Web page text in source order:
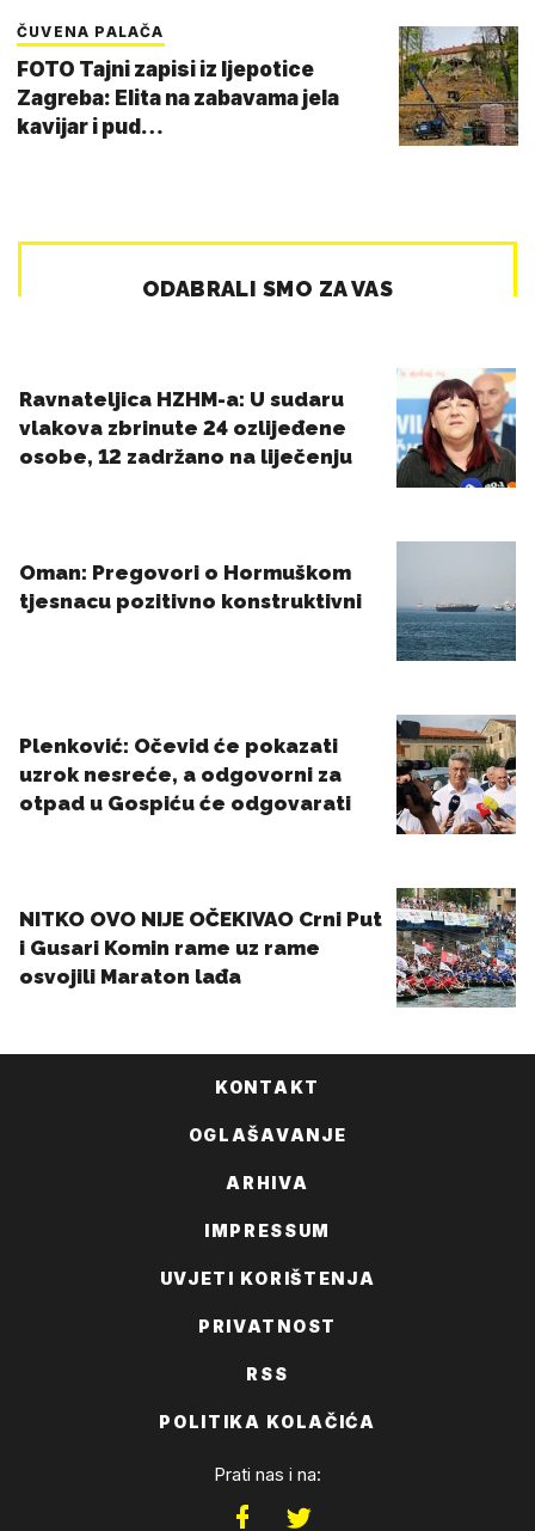
ČUVENA PALAČA
FOTO Tajni zapisi iz ljepotice
Zagreba: Elita na zabavama jela
kavijar i pud…
KONTAKT
OGLAŠAVANJE
ARHIVA
IMPRESSUM
UVJETI KORIŠTENJA
PRIVATNOST
RSS
POLITIKA KOLAČIĆA
Prati nas i na: